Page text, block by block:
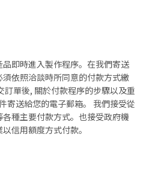
即時進入製作程序。在我們寄送
依照洽談時所同意的付款方式繳
訂單後, 關於付款程序的步驟以及重
寄送給您的電子郵箱。 我們接受從
種主要付款方式。也接受政府機
信用額度方式付款。